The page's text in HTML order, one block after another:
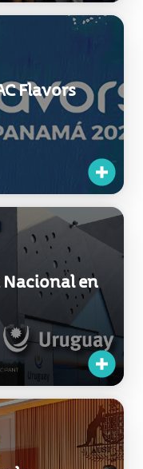
Flavors
en
la
del futuro